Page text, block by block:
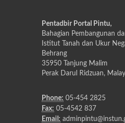
Pentadbir Portal Pintu,
Bahagian Pembangunan
Istitut Tanah dan Ukur
Behrang
35950 Tanjung Malim
Perak Darul Ridzuan,
Phone: 05-454 2825
Fax: 05-4542 837
Email: